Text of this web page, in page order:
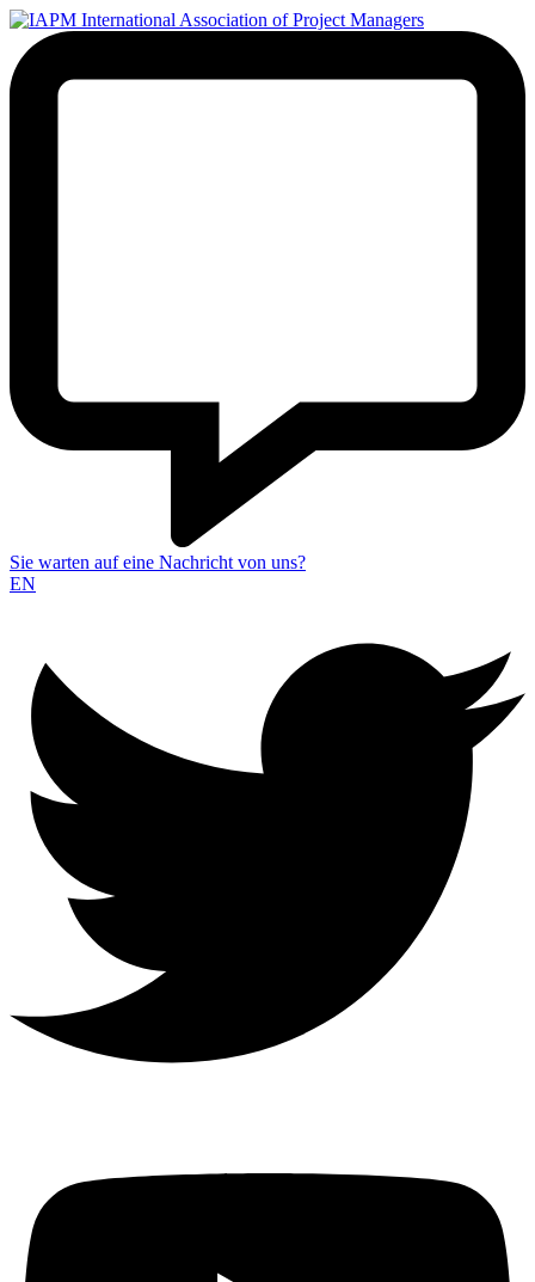
Sie warten auf eine Nachricht von uns?
EN